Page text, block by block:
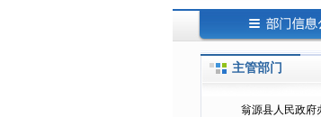
主管部门
翁源县人民政府